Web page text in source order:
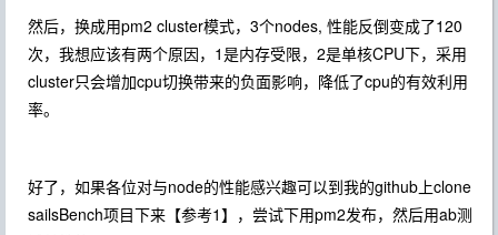
然后，换成用pm2 cluster模式，3个nodes, 性能反倒变成了120
次，我想应该有两个原因，1是内存受限，2是单核CPU下，采用
cluster只会增加cpu切换带来的负面影响，降低了cpu的有效利用
率。
好了，如果各位对与node的性能感兴趣可以到我的github上clone
sailsBench项目下来【参考1】，尝试下用pm2发布，然后用ab测